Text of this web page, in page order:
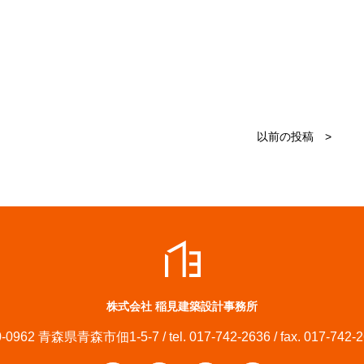
以前の投稿 >
株式会社 稲見建築設計事務所
0962 青森県青森市佃1-5-7 / tel. 017-742-2636 / fax. 017-742-